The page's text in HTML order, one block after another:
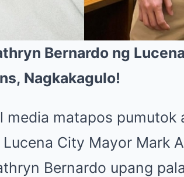
Bernardo ng
Nagkakagulo!
media matapos pumutok
City Mayor Mark
Bernardo upang